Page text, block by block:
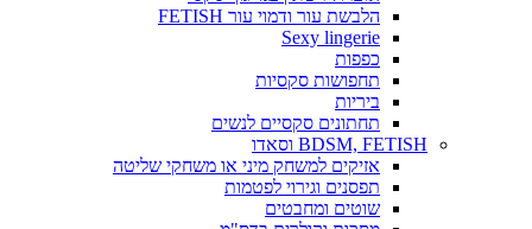
הלבשת עור ודמוי עור FETISH
Sexy lingerie
כפפות
תחפושות סקסיות
ביריות
תחתונים סקסיים לנשים
BDSM, FETISH וסאדו
אזיקים למשחק מיני או משחקי שליטה
תפסנים וגירוי לפטמות
שוטים ומחבטים